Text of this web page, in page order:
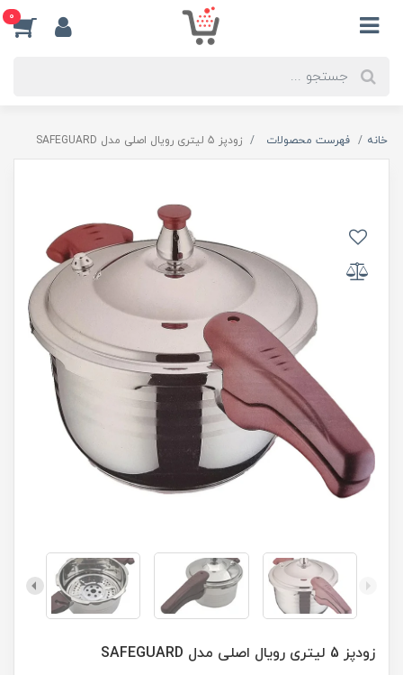
0
خانه فهرست محصولات زودپز 5 لیتری رویال اصلی مدل SAFEGUARD
زودپز 5 لیتری رویال اصلی مدل SAFEGUARD